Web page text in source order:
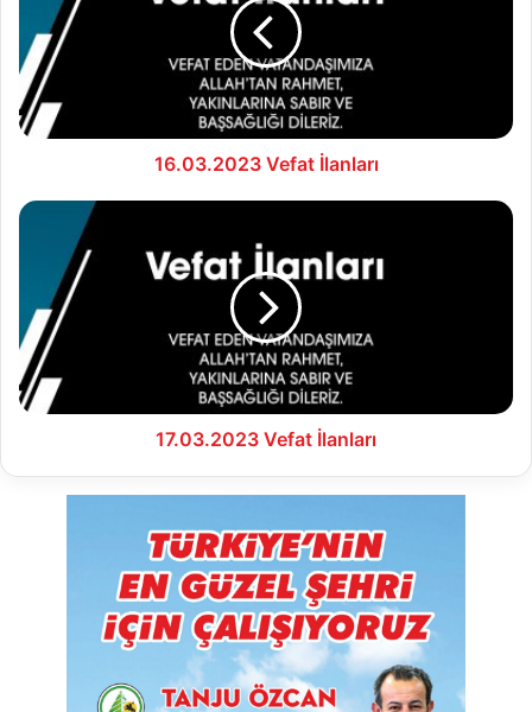
16.03.2023 Vefat İlanları
17.03.2023
17.03.2023 Vefat İlanları